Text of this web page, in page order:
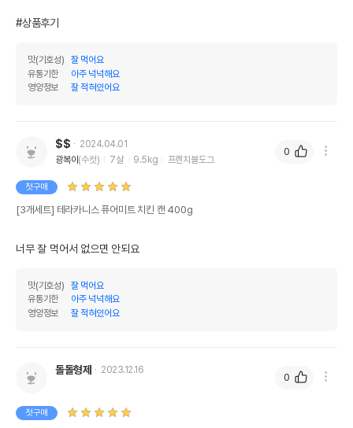
#상품후기
맛(기호성)
잘 먹어요
유통기한
아주 넉넉해요
영양정보
잘 적혀있어요
$$
2024.04.01
광복이(수컷) 7살 9.5kg 프렌치불도그
첫구매
[3개세트] 테라카니스 퓨어미트 치킨 캔 400g
너무 잘 먹어서 없으면 안되요
맛(기호성)
잘 먹어요
유통기한
아주 넉넉해요
영양정보
잘 적혀있어요
0
돌돌형제 2023.12.16
첫구매
0